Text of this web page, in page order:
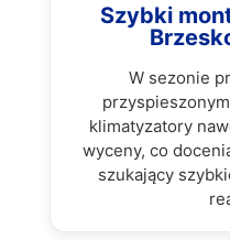
Szybki
W sezonie
klimatyzatory
wyceny, co
szukający